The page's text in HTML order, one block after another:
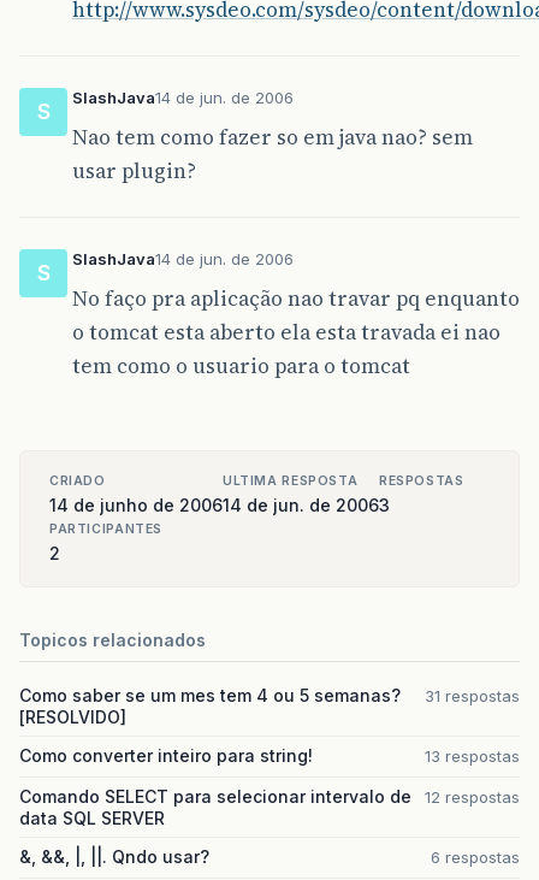
http://www.sysdeo.com/sysdeo/content/
S
SlashJava14 de jun. de 2006
Nao tem como fazer so em java nao? sem
usar plugin?
S
SlashJava14 de jun. de 2006
No faço pra aplicação nao travar pq enquanto
o tomcat esta aberto ela esta travada ei nao
tem como o usuario para o tomcat
CRIADO
14 de junho de 2006
ULTIMA RESPOSTA
14 de jun. de 2006
RESPOSTAS
3
PARTICIPANTES
2
Topicos relacionados
Como saber se um mes tem 4 ou 5 semanas?
[RESOLVIDO]
31 respostas
Como converter inteiro para string! 13 respostas
Comando SELECT para selecionar intervalo de
data SQL SERVER
12 respostas
&, &&, |, ||. Qndo usar? 6 respostas